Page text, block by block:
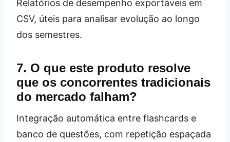
Relatórios de desempenho exportáveis em
CSV, úteis para analisar evolução ao longo
dos semestres.
7. O que este produto resolve
que os concorrentes tradicionais
do mercado falham?
Integração automática entre flashcards e
banco de questões, com repetição espaçada